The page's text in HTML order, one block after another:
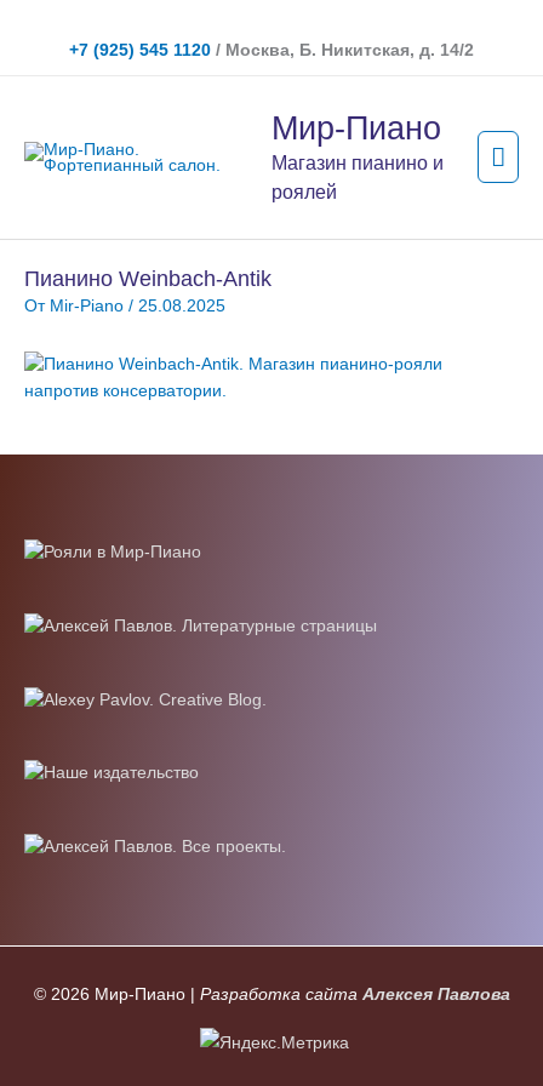
содержимому
+7 (925) 545 1120 / Москва, Б. Никитская, д. 14/2
Мир-Пиано
Магазин пианино и
роялей
Пианино Weinbach-Antik
От Mir-Piano / 25.08.2025
© 2026 Мир-Пиано| Разработка сайта Алексея Павлова